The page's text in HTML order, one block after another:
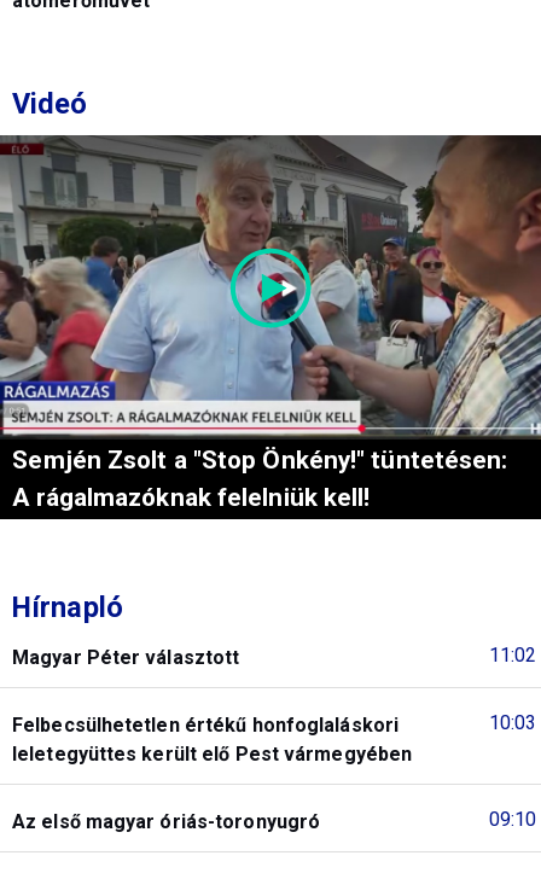
Videó
Semjén Zsolt a "Stop Önkény!" tüntetésen:
A rágalmazóknak felelniük kell!
Hírnapló
11:02
Magyar Péter választott
10:03
Felbecsülhetetlen értékű honfoglaláskori
leletegyüttes került elő Pest vármegyében
09:10
Az első magyar óriás-toronyugró